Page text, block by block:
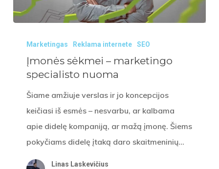
sėkmei
marketingo
specialisto
nuoma
Marketingas Reklama internete SEO
Įmonės sėkmei – marketingo
specialisto nuoma
Šiame amžiuje verslas ir jo koncepcijos
keičiasi iš esmės – nesvarbu, ar kalbama
apie didelę kompaniją, ar mažą įmonę. Šiems
pokyčiams didelę įtaką daro skaitmeninių…
Linas Laskevičius